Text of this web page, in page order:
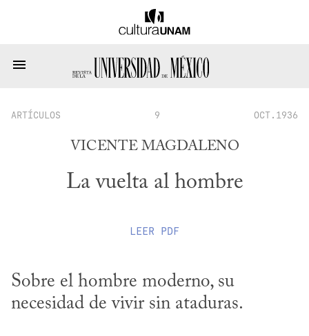
ARTÍCULOS 9 OCT.1936
VICENTE MAGDALENO
La vuelta al hombre
LEER PDF
Sobre el hombre moderno, su
necesidad de vivir sin ataduras.